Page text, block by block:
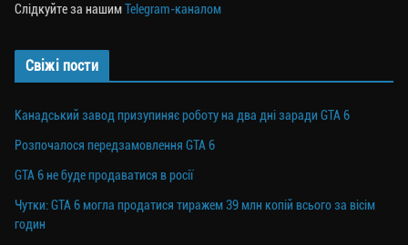
Слідкуйте за нашимTelegram-каналом
Свіжі пости
Канадський завод призупиняє роботу на два дні заради GTA 6
Розпочалося передзамовлення GTA 6
GTA 6 не буде продаватися в росії
Чутки: GTA 6 могла продатися тиражем 39 млн копій всього за вісім
годин